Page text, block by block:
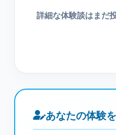
詳細な体験談はまだ
あなたの体験